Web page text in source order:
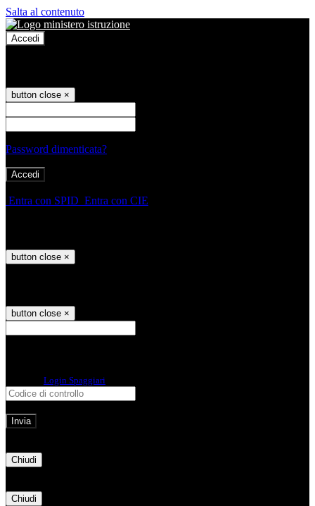
Salta al contenuto
Accedi
button close ×
Password dimenticata?
Entra con SPID Entra con CIE
button close ×
button close ×
Login Spaggiari
Chiudi
Chiudi